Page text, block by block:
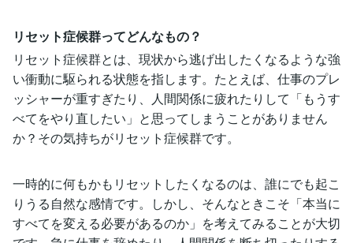
リセット症候群ってどんなもの？
リセット症候群とは、現状から逃げ出したくなるような強
い衝動に駆られる状態を指します。たとえば、仕事のプレ
ッシャーが重すぎたり、人間関係に疲れたりして「もうす
べてをやり直したい」と思ってしまうことがありません
か？その気持ちがリセット症候群です。
一時的に何もかもリセットしたくなるのは、誰にでも起こ
りうる自然な感情です。しかし、そんなときこそ「本当に
すべてを変える必要があるのか」を考えてみることが大切